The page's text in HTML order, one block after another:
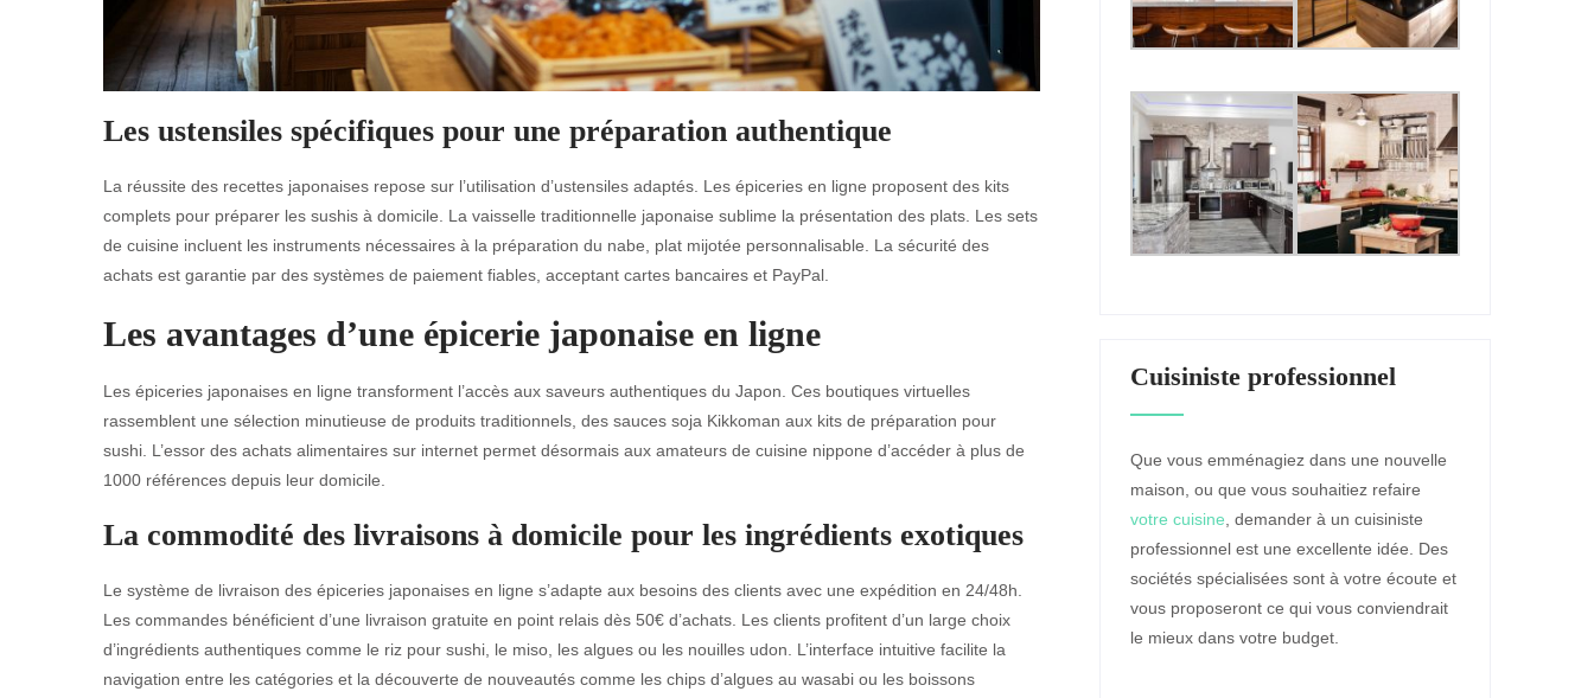
Les ustensiles spécifiques pour une préparation authentique
La réussite des recettes japonaises repose sur l’utilisation d’ustensiles adaptés. Les épiceries en ligne proposent des kits
complets pour préparer les sushis à domicile. La vaisselle traditionnelle japonaise sublime la présentation des plats. Les sets
de cuisine incluent les instruments nécessaires à la préparation du nabe, plat mijotée personnalisable. La sécurité des
achats est garantie par des systèmes de paiement fiables, acceptant cartes bancaires et PayPal.
Les avantages d’une épicerie japonaise en ligne
Les épiceries japonaises en ligne transforment l’accès aux saveurs authentiques du Japon. Ces boutiques virtuelles
rassemblent une sélection minutieuse de produits traditionnels, des sauces soja Kikkoman aux kits de préparation pour
sushi. L’essor des achats alimentaires sur internet permet désormais aux amateurs de cuisine nippone d’accéder à plus de
1000 références depuis leur domicile.
La commodité des livraisons à domicile pour les ingrédients exotiques
Le système de livraison des épiceries japonaises en ligne s’adapte aux besoins des clients avec une expédition en 24/48h.
Les commandes bénéficient d’une livraison gratuite en point relais dès 50€ d’achats. Les clients profitent d’un large choix
d’ingrédients authentiques comme le riz pour sushi, le miso, les algues ou les nouilles udon. L’interface intuitive facilite la
navigation entre les catégories et la découverte de nouveautés comme les chips d’algues au wasabi ou les boissons
Cuisiniste professionnel
Que vous emménagiez dans une nouvelle
maison, ou que vous souhaitiez refaire
votre cuisine, demander à un cuisiniste
professionnel est une excellente idée. Des
sociétés spécialisées sont à votre écoute et
vous proposeront ce qui vous conviendrait
le mieux dans votre budget.